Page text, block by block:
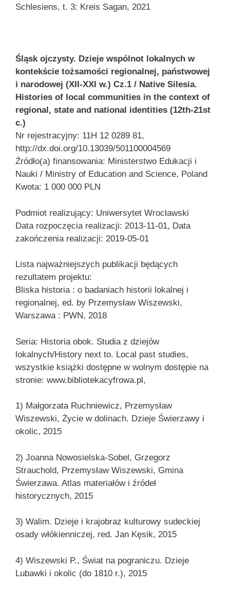
Schlesiens, t. 3: Kreis Sagan, 2021
Śląsk ojczysty. Dzieje wspólnot lokalnych w
kontekście tożsamości regionalnej, państwowej
i narodowej (XII-XXI w.) Cz.1 / Native Silesia.
Histories of local communities in the context of
regional, state and national identities (12th-21st
c.)
Nr rejestracyjny: 11H 12 0289 81,
http://dx.doi.org/10.13039/501100004569
Źródło(a) finansowania: Ministerstwo Edukacji i
Nauki / Ministry of Education and Science, Poland
Kwota: 1 000 000 PLN
Podmiot realizujący: Uniwersytet Wrocławski
Data rozpoczęcia realizacji: 2013-11-01, Data
zakończenia realizacji: 2019-05-01
Lista najważniejszych publikacji będących
rezultatem projektu:
Bliska historia : o badaniach historii lokalnej i
regionalnej, ed. by Przemysław Wiszewski,
Warszawa : PWN, 2018
Seria: Historia obok. Studia z dziejów
lokalnych/History next to. Local past studies,
wszystkie książki dostępne w wolnym dostępie na
stronie: www.bibliotekacyfrowa.pl,
1) Małgorzata Ruchniewicz, Przemysław
Wiszewski, Życie w dolinach. Dzieje Świerzawy i
okolic, 2015
2) Joanna Nowosielska-Sobel, Grzegorz
Strauchold, Przemysław Wiszewski, Gmina
Świerzawa. Atlas materiałów i źródeł
historycznych, 2015
3) Walim. Dzieje i krajobraz kulturowy sudeckiej
osady włókienniczej, red. Jan Kęsik, 2015
4) Wiszewski P., Świat na pograniczu. Dzieje
Lubawki i okolic (do 1810 r.), 2015